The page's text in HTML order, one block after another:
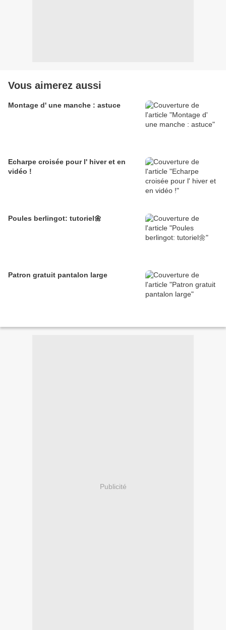
Vous aimerez aussi
Montage d' une manche : astuce
Echarpe croisée pour l' hiver et en
vidéo !
Poules berlingot: tutoriel🌼
Patron gratuit pantalon large
Publicité